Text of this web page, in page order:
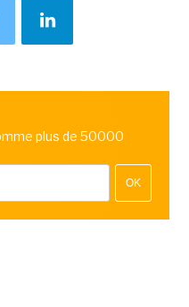
plus de 50000
OK